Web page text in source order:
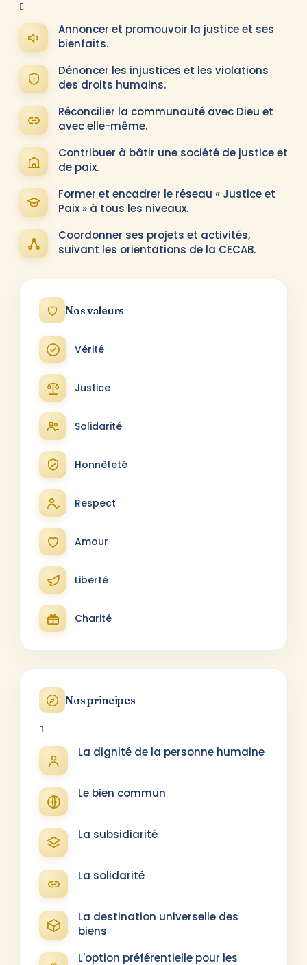
Annoncer et promouvoir la justice et ses
bienfaits.
Dénoncer les injustices et les violations
des droits humains.
Réconcilier la communauté avec Dieu et
avec elle-même.
Contribuer à bâtir une société de justice et
de paix.
Former et encadrer le réseau « Justice et
Paix » à tous les niveaux.
Coordonner ses projets et activités,
suivant les orientations de la CECAB.
Nos valeurs
Vérité
Justice
Solidarité
Honnêteté
Respect
Amour
Liberté
Charité
Nos principes
La dignité de la personne humaine
Le bien commun
La subsidiarité
La solidarité
La destination universelle des
biens
L'option préférentielle pour les